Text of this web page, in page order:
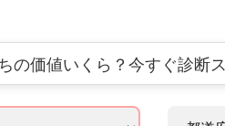
の価値いくら？今すぐ診断